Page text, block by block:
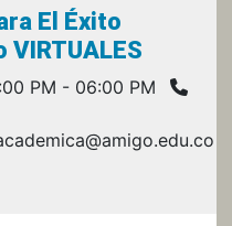
El Éxito
VIRTUALES
PM - 06:00 PM